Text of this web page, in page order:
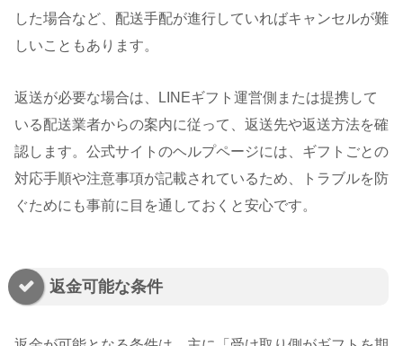
した場合など、配送手配が進行していればキャンセルが難
しいこともあります。
返送が必要な場合は、LINEギフト運営側または提携して
いる配送業者からの案内に従って、返送先や返送方法を確
認します。公式サイトのヘルプページには、ギフトごとの
対応手順や注意事項が記載されているため、トラブルを防
ぐためにも事前に目を通しておくと安心です。
返金可能な条件